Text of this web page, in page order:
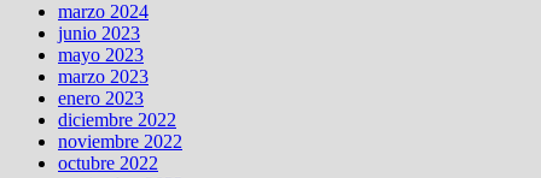
marzo 2024
junio 2023
mayo 2023
marzo 2023
enero 2023
diciembre 2022
noviembre 2022
octubre 2022